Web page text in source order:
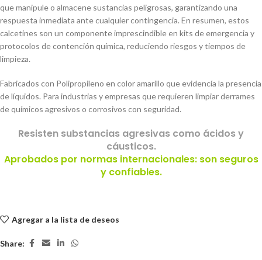
que manipule o almacene sustancias peligrosas, garantizando una
respuesta inmediata ante cualquier contingencia. En resumen, estos
calcetines son un componente imprescindible en kits de emergencia y
protocolos de contención química, reduciendo riesgos y tiempos de
limpieza.
Fabricados con Polipropileno en color amarillo que evidencía la presencia
de líquidos. Para industrias y empresas que requieren limpiar derrames
de químicos agresivos o corrosivos con seguridad.
Resisten substancias agresivas como ácidos y
cáusticos.
Aprobados por normas internacionales: son seguros
y confiables.
Agregar a la lista de deseos
Share: